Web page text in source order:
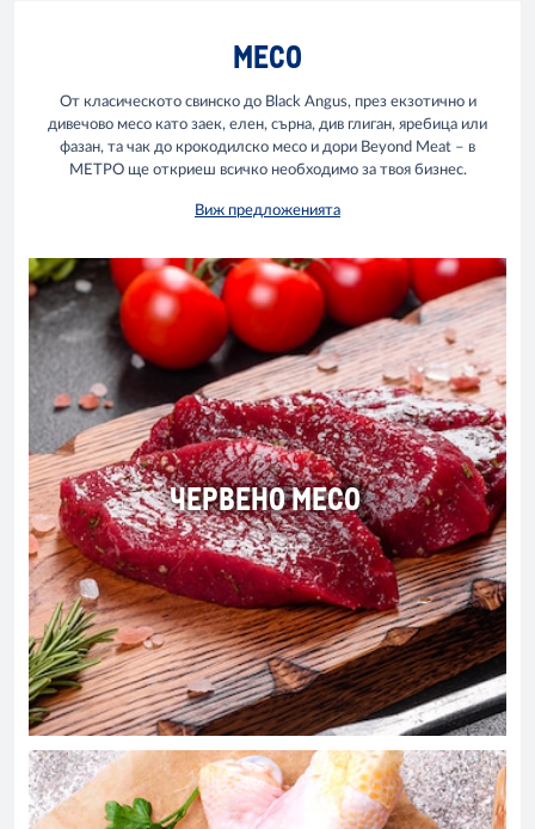
МЕСО
От класическото свинско до Black Angus, през екзотично и
дивечово месо като заек, елен, сърна, див глиган, яребица или
фазан, та чак до крокодилско месо и дори Beyond Meat – в
МЕТРО ще откриеш всичко необходимо за твоя бизнес.
Виж предложенията
ЧЕРВЕНО МЕСО